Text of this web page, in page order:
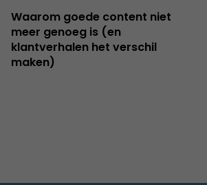
Waarom goede content niet
meer genoeg is (en
klantverhalen het verschil
maken)